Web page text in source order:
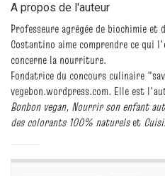
A propos de l'auteur
Professeure agrégée de biochimie
Costantino aime comprendre ce qui
concerne la nourriture.
Fondatrice du concours culinaire
vegebon.wordpress.com. Elle est
Bonbon vegan, Nourrir son enfant
des colorants 100% naturelset